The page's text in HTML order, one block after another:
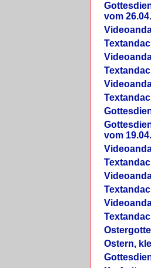
vom
vom
Ostern,